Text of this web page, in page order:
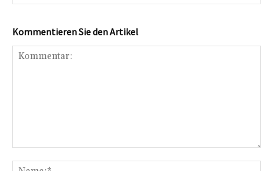
Kommentieren Sie den Artikel